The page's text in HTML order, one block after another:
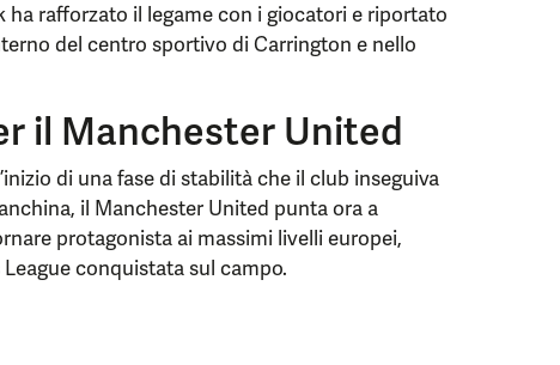
ha rafforzato il legame con i giocatori e riportato
del centro sportivo di Carrington e nello
il Manchester United
di una fase di stabilità che il club inseguiva
il Manchester United punta ora a
protagonista ai massimi livelli europei,
conquistata sul campo.